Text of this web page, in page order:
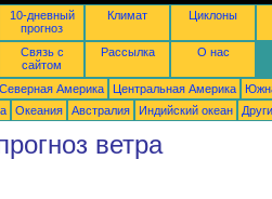
10-дневный
прогноз
Климат Циклоны
Связь с
сайтом
Рассылка О нас
Северная Америка Центральная Америка
Океания Австралия Индийский океан
ветра